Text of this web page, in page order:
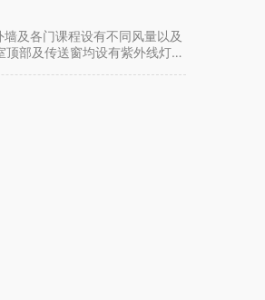
及各门课程设有不同风量以及
部及传送窗均设有紫外线灯消